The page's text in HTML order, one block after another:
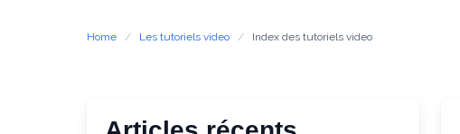
Home Les tutoriels video Index des tutoriels video